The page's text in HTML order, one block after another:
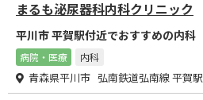
まるも泌尿器科内科クリニック
平川市 平賀駅付近でおすすめの内科
病院・医療 内科
青森県平川市 弘南鉄道弘南線 平賀駅